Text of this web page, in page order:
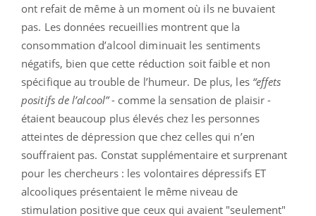
ont refait de même à un moment où ils ne buvaient
pas. Les données recueillies montrent que la
consommation d’alcool diminuait les sentiments
négatifs, bien que cette réduction soit faible et non
spécifique au trouble de l’humeur. De plus, les “effets
positifs de l’alcool”- comme la sensation de plaisir -
étaient beaucoup plus élevés chez les personnes
atteintes de dépression que chez celles qui n’en
souffraient pas. Constat supplémentaire et surprenant
pour les chercheurs : les volontaires dépressifs ET
alcooliques présentaient le même niveau de
stimulation positive que ceux qui avaient "seulement"